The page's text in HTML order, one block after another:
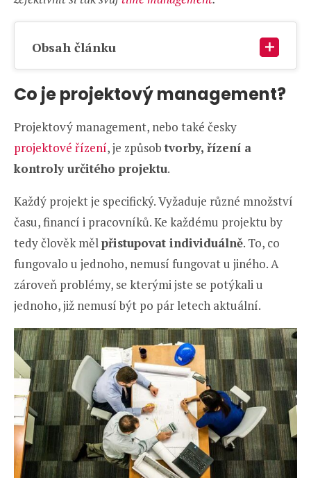
Obsah článku
Co je projektový management?
Projektový management, nebo také česky
projektové řízení, je způsobtvorby, řízení a
kontroly určitého projektu.
Každý projekt je specifický. Vyžaduje různé množství
času, financí i pracovníků. Ke každému projektu by
tedy člověk mělpřistupovat individuálně. To, co
fungovalo u jednoho, nemusí fungovat u jiného. A
zároveň problémy, se kterými jste se potýkali u
jednoho, již nemusí být po pár letech aktuální.